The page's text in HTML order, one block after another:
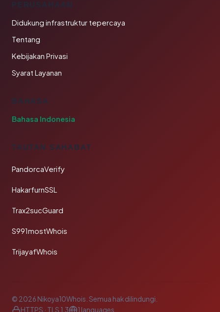
PERUSAHAAN
Didukung infrastruktur tepercaya
Tentang
Kebijakan Privasi
Syarat Layanan
BAHASA
Bahasa Indonesia
TAUTAN SAHABAT
PandorcaVerify
HakarfurnSSL
Trax2sucGuard
S991mostWhois
TrijayafWhois
© 2026 Nikoya10Whois. Semua hak dilindungi.
HTTPS · TLS 1.3
1 languages